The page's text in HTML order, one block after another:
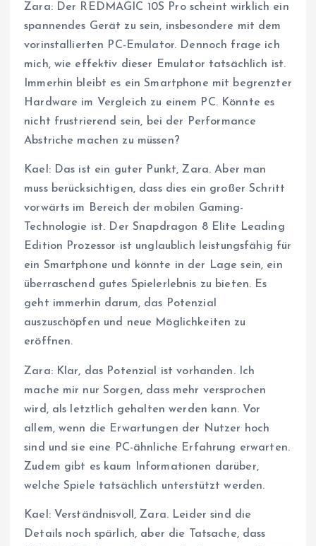
Zara: Der REDMAGIC 10S Pro scheint wirklich ein
spannendes Gerät zu sein, insbesondere mit dem
vorinstallierten PC-Emulator. Dennoch frage ich
mich, wie effektiv dieser Emulator tatsächlich ist.
Immerhin bleibt es ein Smartphone mit begrenzter
Hardware im Vergleich zu einem PC. Könnte es
nicht frustrierend sein, bei der Performance
Abstriche machen zu müssen?
Kael: Das ist ein guter Punkt, Zara. Aber man
muss berücksichtigen, dass dies ein großer Schritt
vorwärts im Bereich der mobilen Gaming-
Technologie ist. Der Snapdragon 8 Elite Leading
Edition Prozessor ist unglaublich leistungsfähig für
ein Smartphone und könnte in der Lage sein, ein
überraschend gutes Spielerlebnis zu bieten. Es
geht immerhin darum, das Potenzial
auszuschöpfen und neue Möglichkeiten zu
eröffnen.
Zara: Klar, das Potenzial ist vorhanden. Ich
mache mir nur Sorgen, dass mehr versprochen
wird, als letztlich gehalten werden kann. Vor
allem, wenn die Erwartungen der Nutzer hoch
sind und sie eine PC-ähnliche Erfahrung erwarten.
Zudem gibt es kaum Informationen darüber,
welche Spiele tatsächlich unterstützt werden.
Kael: Verständnisvoll, Zara. Leider sind die
Details noch spärlich, aber die Tatsache, dass